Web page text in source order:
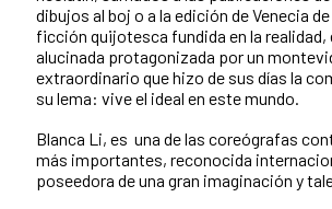
dibujos al boj o a la edición de Venecia de
ficción quijotesca fundida en la realidad,
alucinada protagonizada por un
extraordinario que hizo de sus días la
su lema: vive el ideal en este mundo.
Blanca Li, es una de las coreógrafas
más importantes, reconocida
poseedora de una gran imaginación y